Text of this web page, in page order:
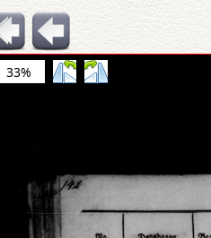
33%